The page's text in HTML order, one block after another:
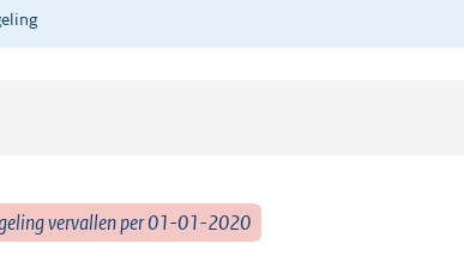
vervallen per 01-01-2020